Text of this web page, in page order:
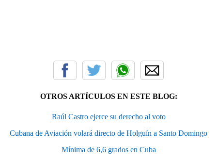
OTROS ARTÍCULOS EN ESTE BLOG:
Raúl Castro ejerce su derecho al voto
Cubana de Aviación volará directo de Holguín a Santo Domingo
Mínima de 6,6 grados en Cuba